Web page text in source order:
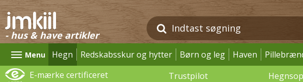
- hus & have artikler
Menu Hegn Redskabsskur og hytter Børn og leg Haven
E-mærke certificeret
Trustpilot